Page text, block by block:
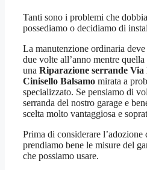
Tanti sono i problemi che
possediamo o decidiamo di
La manutenzione ordinaria deve
due volte all’anno mentre
una Riparazione serrande
Cinisello Balsamo mirata a
specializzato. Se pensiamo di
serranda del nostro garage e
scelta molto vantaggiosa e
Prima di considerare l’adozione
prendiamo bene le misure del
che possiamo usare.